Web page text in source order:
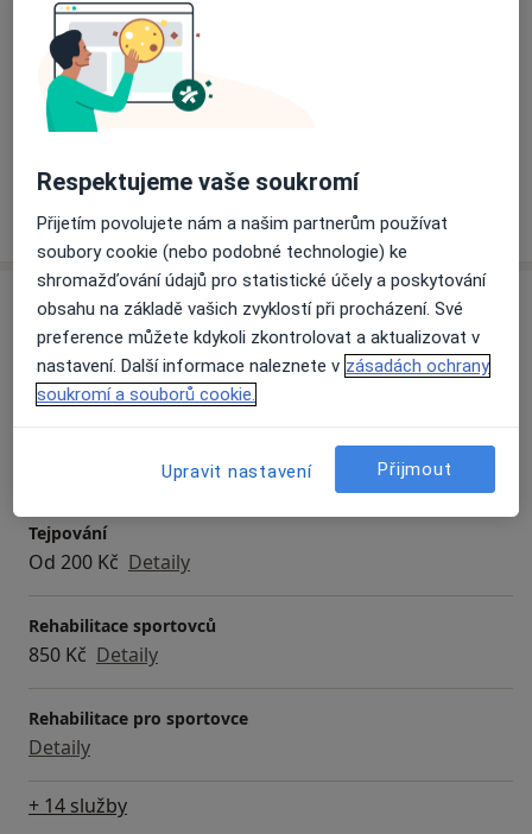
denního i pracovního života.
Velkým vzorem je pro mě Bc. Clara Lewitová a Mgr.
Marika Bajerová, které nahlíží na člověka komplexně a
zabývají se fyzioterapií funkce, kdy fyzioterapeut ze
pacienta čte o funkci, pohybu, chování, o jeho stavu a
možnostech změn ve smyslu optima.
Těším se Vás a doufám, že spolu vyřešíme vaše obtíže
a cvičení pro vás bude radost.
Hlavní léčená onemocnění
Degenerativní onemocnění
Omezená pohyblivost
Onemocnění páteře
Víceo zkušenostech
Služby a ceník služeb
Cvičení
180 Kč Detaily
Tejpování
Od 200 Kč Detaily
Rehabilitace sportovců
850 Kč Detaily
Rehabilitace pro sportovce
Detaily
+ 14 služby
Respektujeme vaše soukromí
Přijetím povolujete nám a našim partnerům používat
soubory cookie (nebo podobné technologie) ke
shromažďování údajů pro statistické účely a poskytování
obsahu na základě vašich zvyklostí při procházení. Své
preference můžete kdykoli zkontrolovat a aktualizovat v
nastavení. Další informace naleznete v zásadách ochrany
soukromí a souborů cookie.
Upravit nastavení Přijmout